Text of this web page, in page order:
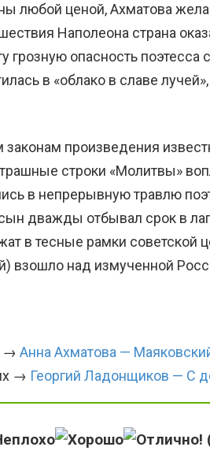
любой ценой, Ахматова
Наполеона страна
грозную опасность поэтесса
в «облако в славе
произведения
строки «Молитвы»
в непрерывную травлю
дважды отбывал срок в
в тесные рамки советской
взошло над измученной
→ Анна Ахматова —
→ Георгий Ладонщиков — С